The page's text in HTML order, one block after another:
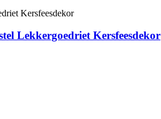
Lekkergoedriet Kersfeesdekor